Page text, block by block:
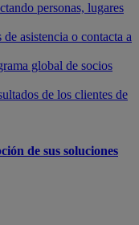
personas, lugares
asistencia o contacta a
global de socios
de los clientes de
de sus soluciones